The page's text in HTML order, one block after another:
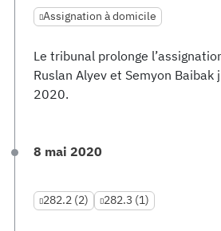
Assignation à domicile
Le tribunal prolonge
Ruslan Alyev et Semyon Baibak
2020.
8 mai 2020
282.2 (2) 282.3 (1)